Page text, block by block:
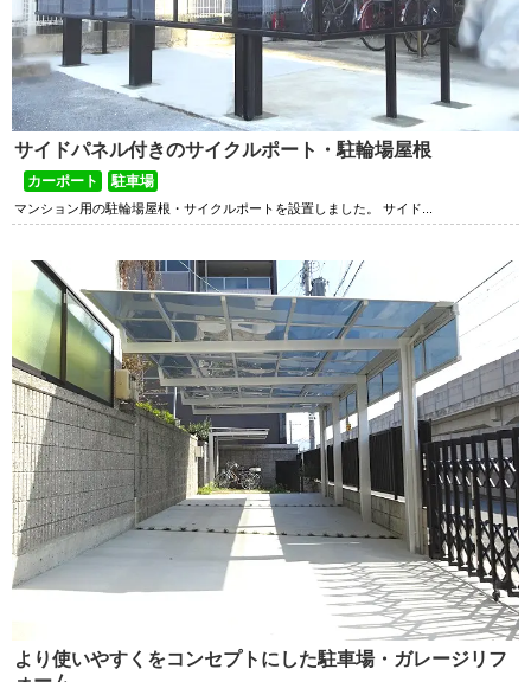
サイドパネル付きのサイクルポート・駐輪場屋根
カーポート 駐車場
マンション用の駐輪場屋根・サイクルポートを設置しました。 サイド...
より使いやすくをコンセプトにした駐車場・ガレージリフ